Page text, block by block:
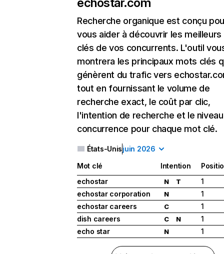
Recherche organique est conçu
vous aider à découvrir les
clés de vos concurrents. L'outil
montrera les principaux mots clés
génèrent du trafic vers
tout en fournissant le volume de
recherche exact, le coût par clic,
l'intention de recherche et le
concurrence pour chaque mot clé.
États-Unisjuin 2026
Mot clé Intention
echostar
N T
1
echostar corporation
N
1
echostar careers
C
1
dish careers
C N
1
echo star
N 1